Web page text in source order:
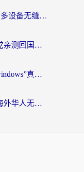
海外党必看：电视VPN回国+多设备无缝访问国内资源的实用指南
云极和GOGO哪个好？海外党亲测回国加速器选择指南（附iOS免费&Windows VPN实用技巧）
海外党别踩坑！“vpn破解版windows”真的能用？教你选对回国加速器无缝刷国内资源
北美看剧神器怎么选？2026海外华人无缝访问国内资源全攻略